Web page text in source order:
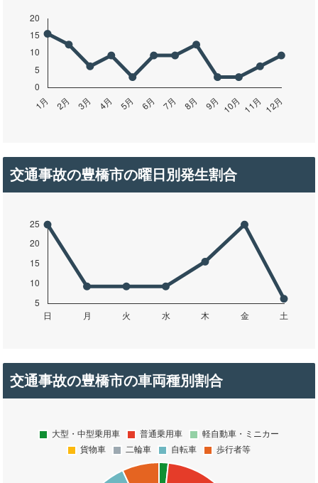
交通事故の豊橋市の曜日別発生割合
交通事故の豊橋市の車両種別割合